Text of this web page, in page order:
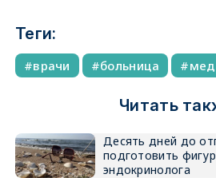
Теги:
врачи больница
Читать
Десять дней до
подготовить
эндокринолога